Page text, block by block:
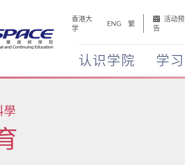
香港大
学
ENG 繁
活动预
告
认识学院 学习
學